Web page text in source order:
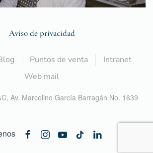
Aviso de privacidad
Puntos de venta
Intranet
Web mail
Av. Marcelino García Barragán No. 1639